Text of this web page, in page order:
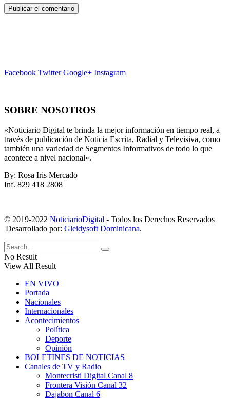
Facebook Twitter Google+ Instagram
SOBRE NOSOTROS
«Noticiario Digital te brinda la mejor información en tiempo real, a
través de publicación de Noticia Escrita, Radial y Televisiva, como
también una variedad de Segmentos Informativos de todo lo que
acontece a nivel nacional».
By: Rosa Iris Mercado
Inf. 829 418 2808
© 2019-2022 NoticiarioDigital - Todos los Derechos Reservados
¦Desarrollado por: Gleidysoft Dominicana.
No Result
View All Result
EN VIVO
Portada
Nacionales
Internacionales
Acontecimientos
Política
Deporte
Opinión
BOLETINES DE NOTICIAS
Canales de TV y Radio
Montecristi Digital Canal 8
Frontera Visión Canal 32
Dajabon Canal 6